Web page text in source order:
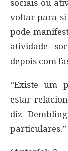
sociais ou
voltar para si
pode
atividade
depois com
“Existe um
estar
diz
particulares.”